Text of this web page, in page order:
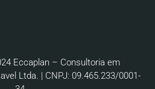
Eccaplan – Consultoria em
Ltda. | CNPJ: 09.465.233/0001-